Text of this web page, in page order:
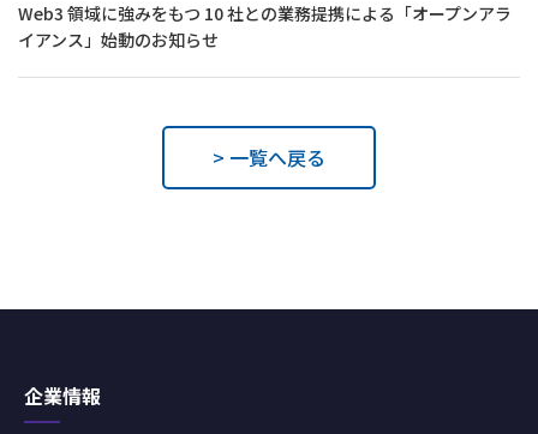
Web3 領域に強みをもつ 10 社との業務提携による「オープンアラ
イアンス」始動のお知らせ
> 一覧へ戻る
企業情報